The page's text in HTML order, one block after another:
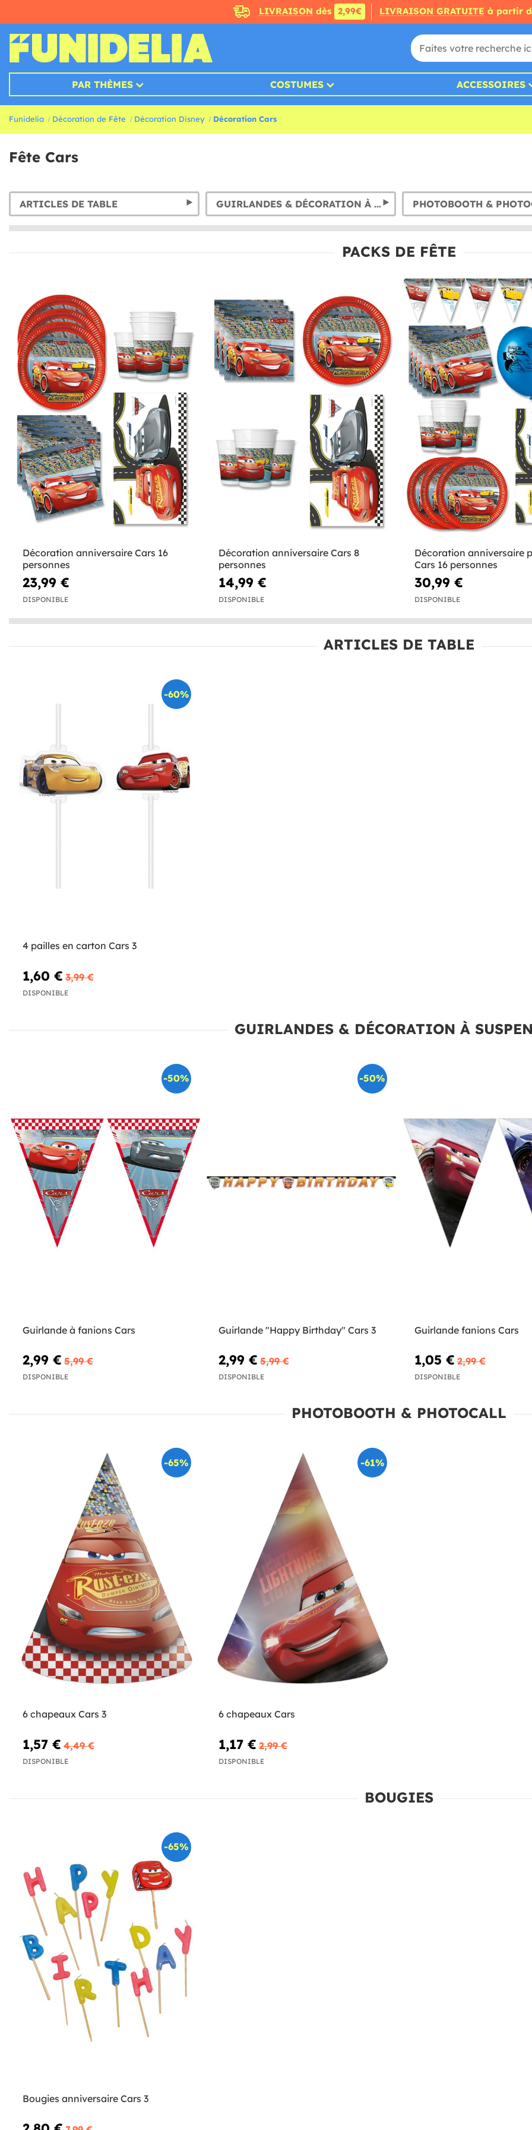
LIVRAISON dès 2,99€ LIVRAISON GRATUITE à partir
PAR THÈMES COSTUMES ACCESSOIRES
Funidelia Décoration de Fête Décoration Disney Décoration Cars
Fête Cars
ARTICLES DE TABLE GUIRLANDES & DÉCORATION À SUSPENDRE PHOTOBOOTH &
PACKS DE FÊTE
Décoration anniversaire Cars 16
personnes
23,99 €
DISPONIBLE
Décoration anniversaire Cars 8
personnes
14,99 €
DISPONIBLE
Décoration anniversaire
Cars 16 personnes
30,99 €
DISPONIBLE
ARTICLES DE TABLE
-60%
4 pailles en carton Cars 3
1,60 € 3,99 €
DISPONIBLE
GUIRLANDES & DÉCORATION À
-50%
Guirlande à fanions Cars
2,99 € 5,99 €
DISPONIBLE
-50%
Guirlande "Happy Birthday" Cars 3
2,99 € 5,99 €
DISPONIBLE
Guirlande fanions Cars
1,05 € 2,99 €
DISPONIBLE
PHOTOBOOTH & PHOTOCALL
-65%
6 chapeaux Cars 3
1,57 € 4,49 €
DISPONIBLE
-61%
6 chapeaux Cars
1,17 € 2,99 €
DISPONIBLE
BOUGIES
-65%
Bougies anniversaire Cars 3